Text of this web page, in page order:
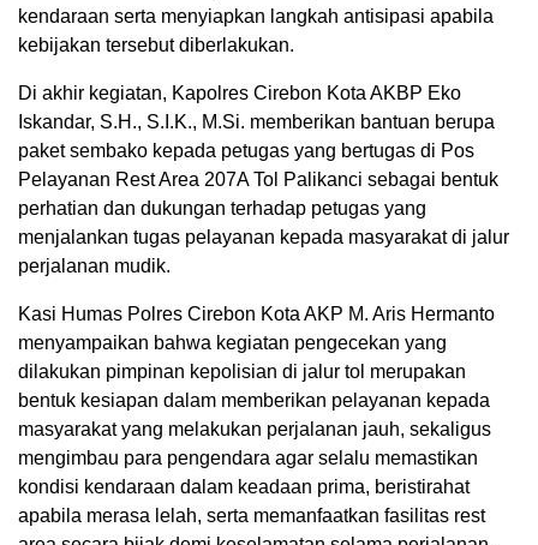
kendaraan serta menyiapkan langkah antisipasi apabila
kebijakan tersebut diberlakukan.
Di akhir kegiatan, Kapolres Cirebon Kota AKBP Eko
Iskandar, S.H., S.I.K., M.Si. memberikan bantuan berupa
paket sembako kepada petugas yang bertugas di Pos
Pelayanan Rest Area 207A Tol Palikanci sebagai bentuk
perhatian dan dukungan terhadap petugas yang
menjalankan tugas pelayanan kepada masyarakat di jalur
perjalanan mudik.
Kasi Humas Polres Cirebon Kota AKP M. Aris Hermanto
menyampaikan bahwa kegiatan pengecekan yang
dilakukan pimpinan kepolisian di jalur tol merupakan
bentuk kesiapan dalam memberikan pelayanan kepada
masyarakat yang melakukan perjalanan jauh, sekaligus
mengimbau para pengendara agar selalu memastikan
kondisi kendaraan dalam keadaan prima, beristirahat
apabila merasa lelah, serta memanfaatkan fasilitas rest